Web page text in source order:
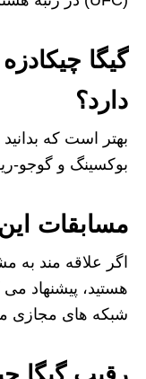
گیگا
دارد؟
بهتر است که
بوکسینگ و گوجو-
مسابقات این
اگر علاقه مند به
هستید، پیشنهاد
شبکه‌ های مجازی